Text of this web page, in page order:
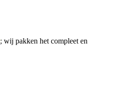
; wij pakken het compleet en